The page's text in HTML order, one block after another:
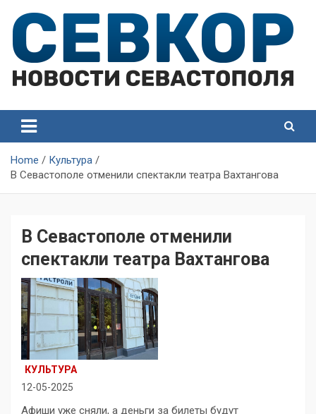
content
Севастополя
Севастополя
Home
Культура
В Севастополе отменили спектакли театра Вахтангова
В Севастополе отменили
спектакли театра Вахтангова
КУЛЬТУРА
12-05-2025
Афиши уже сняли, а деньги за билеты будут